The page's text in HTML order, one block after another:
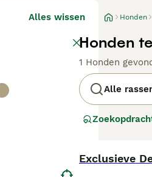
Alles wissen Honden
Honden
1 Honden
Alle
Exclusieve